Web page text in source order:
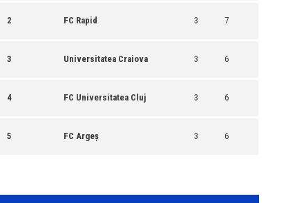
2 FC Rapid 3 7
3 Universitatea Craiova 3 6
4 FC Universitatea Cluj 3 6
5 FC Argeș 3 6